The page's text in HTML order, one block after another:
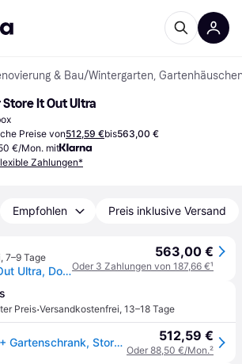
& Bau/Wintergarten,
It Out Ultra
Preise von512,59 €bis563,00 €
€/Mon. mit
Zahlungen*
Empfohlen Preis inklusive Versand
, 7–9 Tage
Keter Store-It-Out Ultra, Doppel, Schuppendach, Braun, Holz, 2 Tür(en), 1770 mm
563,00 €
Oder 3 Zahlungen von 187,66 €¹
Preis·Versandkostenfrei, 13–18 Tage
Keter, Gartenhaus + Gartenschrank, Store It Out Ultra 512,59 €
Oder 88,50 €/Mon.²